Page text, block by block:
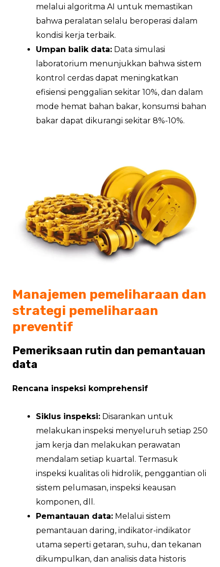
melalui algoritma AI untuk memastikan
bahwa peralatan selalu beroperasi dalam
kondisi kerja terbaik.
Umpan balik data: Data simulasi
laboratorium menunjukkan bahwa sistem
kontrol cerdas dapat meningkatkan
efisiensi penggalian sekitar 10%, dan dalam
mode hemat bahan bakar, konsumsi bahan
bakar dapat dikurangi sekitar 8%-10%.
Manajemen pemeliharaan dan
strategi pemeliharaan
preventif
Pemeriksaan rutin dan pemantauan
data
Rencana inspeksi komprehensif
Siklus inspeksi: Disarankan untuk
melakukan inspeksi menyeluruh setiap 250
jam kerja dan melakukan perawatan
mendalam setiap kuartal. Termasuk
inspeksi kualitas oli hidrolik, penggantian oli
sistem pelumasan, inspeksi keausan
komponen, dll.
Pemantauan data: Melalui sistem
pemantauan daring, indikator-indikator
utama seperti getaran, suhu, dan tekanan
dikumpulkan, dan analisis data historis